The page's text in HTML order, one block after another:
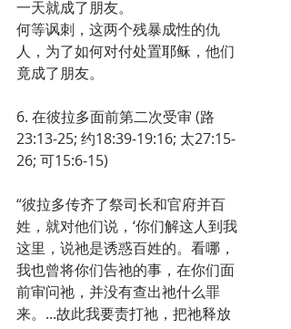
一天就成了朋友。
何等讽刺，这两个残暴成性的仇
人，为了如何对付处置耶稣，他们
竟成了朋友。
6. 在彼拉多面前第二次受审 (路
23:13-25; 约18:39-19:16; 太27:15-
26; 可15:6-15)
“彼拉多传齐了祭司长和官府并百
姓，就对他们说，‘你们解这人到我
这里，说祂是诱惑百姓的。看哪，
我也曾将你们告祂的事，在你们面
前审问祂，并没有查出祂什么罪
来。...故此我要责打祂，把祂释放